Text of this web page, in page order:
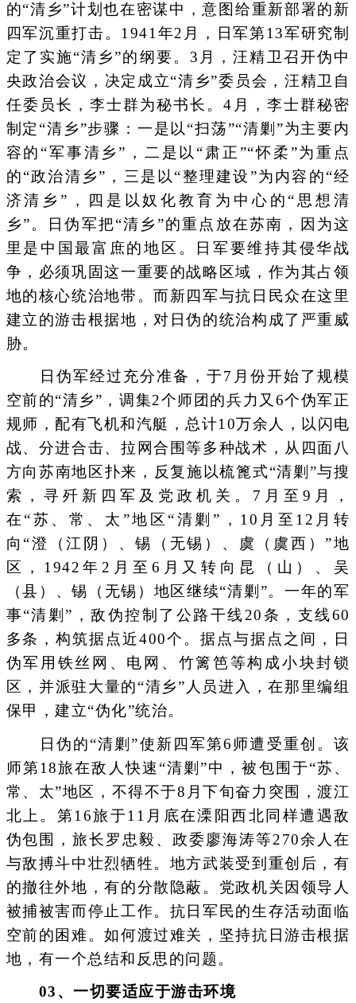
的“清乡”计划也在密谋中，意图给重新部署的新
四军沉重打击。1941年2月，日军第13军研究制
定了实施“清乡”的纲要。3月，汪精卫召开伪中
央政治会议，决定成立“清乡”委员会，汪精卫自
任委员长，李士群为秘书长。4月，李士群秘密
制定“清乡”步骤：一是以“扫荡”“清剿”为主要内
容的“军事清乡”，二是以“肃正”“怀柔”为重点
的“政治清乡”，三是以“整理建设”为内容的“经
济清乡”，四是以奴化教育为中心的“思想清
乡”。日伪军把“清乡”的重点放在苏南，因为这
里是中国最富庶的地区。日军要维持其侵华战
争，必须巩固这一重要的战略区域，作为其占领
地的核心统治地带。而新四军与抗日民众在这里
建立的游击根据地，对日伪的统治构成了严重威
胁。
日伪军经过充分准备，于7月份开始了规模
空前的“清乡”，调集2个师团的兵力又6个伪军正
规师，配有飞机和汽艇，总计10万余人，以闪电
战、分进合击、拉网合围等多种战术，从四面八
方向苏南地区扑来，反复施以梳篦式“清剿”与搜
索，寻歼新四军及党政机关。7月至9月，
在“苏、常、太”地区“清剿”，10月至12月转
向“澄（江阴）、锡（无锡）、虞（虞西）”地
区，1942年2月至6月又转向昆（山）、吴
（县）、锡（无锡）地区继续“清剿”。一年的军
事“清剿”，敌伪控制了公路干线20条，支线60
多条，构筑据点近400个。据点与据点之间，日
伪军用铁丝网、电网、竹篱笆等构成小块封锁
区，并派驻大量的“清乡”人员进入，在那里编组
保甲，建立“伪化”统治。
日伪的“清剿”使新四军第6师遭受重创。该
师第18旅在敌人快速“清剿”中，被包围于“苏、
常、太”地区，不得不于8月下旬奋力突围，渡江
北上。第16旅于11月底在溧阳西北同样遭遇敌
伪包围，旅长罗忠毅、政委廖海涛等270余人在
与敌搏斗中壮烈牺牲。地方武装受到重创后，有
的撤往外地，有的分散隐蔽。党政机关因领导人
被捕被害而停止工作。抗日军民的生存活动面临
空前的困难。如何渡过难关，坚持抗日游击根据
地，有一个总结和反思的问题。
03 、一切要适应于游击环境